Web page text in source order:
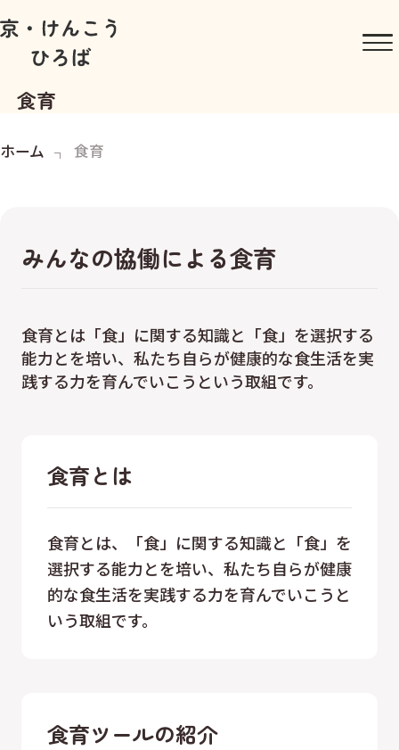
食育
ホーム 食育
みんなの協働による食育
食育とは「食」に関する知識と「食」を選択する
能力とを培い、私たち自らが健康的な食生活を実
践する力を育んでいこうという取組です。
食育とは
食育とは、「食」に関する知識と「食」を
選択する能力とを培い、私たち自らが健康
的な食生活を実践する力を育んでいこうと
いう取組です。
食育ツールの紹介